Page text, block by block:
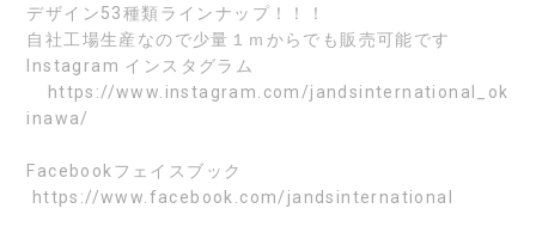
デザイン53種類ラインナップ！！！
自社工場生産なので少量１ｍからでも販売可能です
Instagram インスタグラム
https://www.instagram.com/jandsinternational_ok
inawa/
Facebookフェイスブック
https://www.facebook.com/jandsinternational